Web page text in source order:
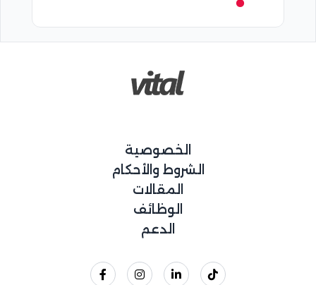
الخصوصية
الشروط والأحكام
المقالات
الوظائف
الدعم